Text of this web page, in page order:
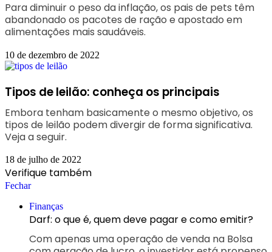
Para diminuir o peso da inflação, os pais de pets têm
abandonado os pacotes de ração e apostado em
alimentações mais saudáveis.
10 de dezembro de 2022
Tipos de leilão: conheça os principais
Embora tenham basicamente o mesmo objetivo, os
tipos de leilão podem divergir de forma significativa.
Veja a seguir.
18 de julho de 2022
Verifique também
Fechar
Finanças
Darf: o que é, quem deve pagar e como emitir?
Com apenas uma operação de venda na Bolsa